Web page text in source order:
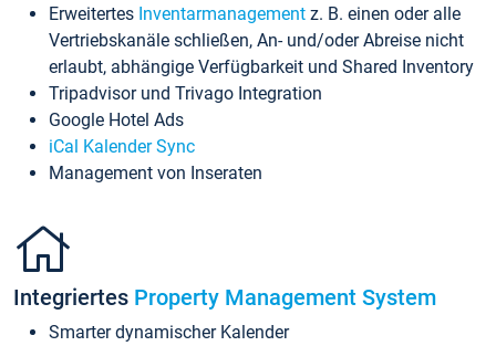
Erweitertes Inventarmanagement z. B. einen oder alle
Vertriebskanäle schließen, An- und/oder Abreise nicht
erlaubt, abhängige Verfügbarkeit und Shared Inventory
Tripadvisor und Trivago Integration
Google Hotel Ads
iCal Kalender Sync
Management von Inseraten
Integriertes Property Management System
Smarter dynamischer Kalender